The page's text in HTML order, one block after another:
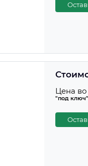
Цена
"под ключ"